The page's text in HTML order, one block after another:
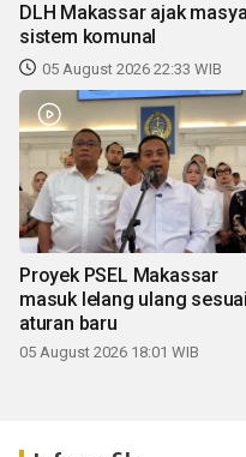
DLH Makassar ajak
sistem komunal
05 August 2026 22:33 WIB
Proyek PSEL Makassar
masuk lelang ulang sesuai
aturan baru
05 August 2026 18:01 WIB